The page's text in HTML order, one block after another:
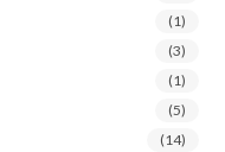
(1)
(3)
(1)
(5)
(14)